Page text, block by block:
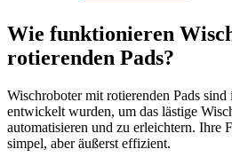
Wie funktionieren
rotierenden Pads?
Wischroboter mit rotierenden Pads
entwickelt wurden, um das lästige
automatisieren und zu erleichtern. Ihre
simpel, aber äußerst effizient.